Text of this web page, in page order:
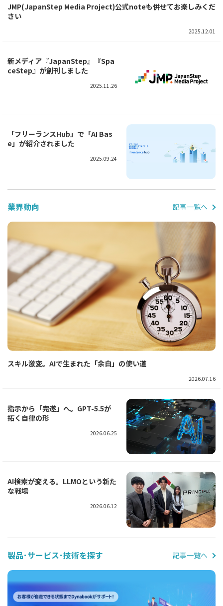
JMP(JapanStep Media Project)公式noteも併せてお楽しみくだ
さい
2025.12.01
新メディア『JapanStep』『Spa
ceStep』が創刊しました
2025.11.26
「フリーランスHub」で「AI Bas
e」が紹介されました
2025.09.24
業界動向 記事一覧へ
スキル激変。AIで生まれた「余白」の使い道
2026.07.16
指示から「完遂」へ。GPT-5.5が
拓く自律の形
2026.06.25
AI検索が変える。LLMOという新た
な戦場
2026.06.12
製品･サービス･技術を探す 記事一覧へ